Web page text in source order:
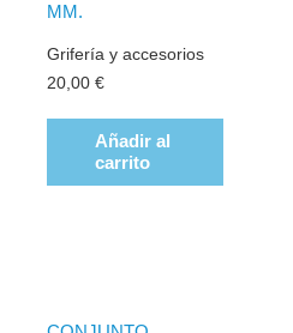
MM.
Grifería y accesorios
20,00€
Añadir al
carrito